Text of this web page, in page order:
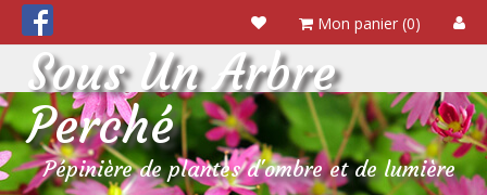
Mon panier (0)
Sous Un Arbre
Perché
Pépinière de plantes d'ombre et de lumière